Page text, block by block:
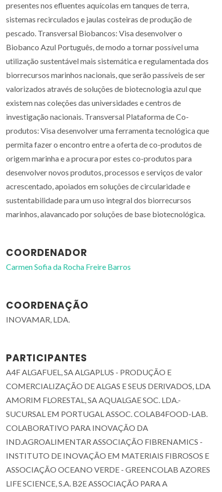
presentes nos efluentes aquícolas em tanques de terra,
sistemas recirculados e jaulas costeiras de produção de
pescado. Transversal Biobancos: Visa desenvolver o
Biobanco Azul Português, de modo a tornar possível uma
utilização sustentável mais sistemática e regulamentada dos
biorrecursos marinhos nacionais, que serão passíveis de ser
valorizados através de soluções de biotecnologia azul que
existem nas coleções das universidades e centros de
investigação nacionais. Transversal Plataforma de Co-
produtos: Visa desenvolver uma ferramenta tecnológica que
permita fazer o encontro entre a oferta de co-produtos de
origem marinha e a procura por estes co-produtos para
desenvolver novos produtos, processos e serviços de valor
acrescentado, apoiados em soluções de circularidade e
sustentabilidade para um uso integral dos biorrecursos
marinhos, alavancado por soluções de base biotecnológica.
COORDENADOR
Carmen Sofia da Rocha Freire Barros
COORDENAÇÃO
INOVAMAR, LDA.
PARTICIPANTES
A4F ALGAFUEL, SA ALGAPLUS - PRODUÇÃO E
COMERCIALIZAÇÃO DE ALGAS E SEUS DERIVADOS, LDA
AMORIM FLORESTAL, SA AQUALGAE SOC. LDA.-
SUCURSAL EM PORTUGAL ASSOC. COLAB4FOOD-LAB.
COLABORATIVO PARA INOVAÇÃO DA
IND.AGROALIMENTAR ASSOCIAÇÃO FIBRENAMICS -
INSTITUTO DE INOVAÇÃO EM MATERIAIS FIBROSOS E
ASSOCIAÇÃO OCEANO VERDE - GREENCOLAB AZORES
LIFE SCIENCE, S.A. B2E ASSOCIAÇÃO PARA A